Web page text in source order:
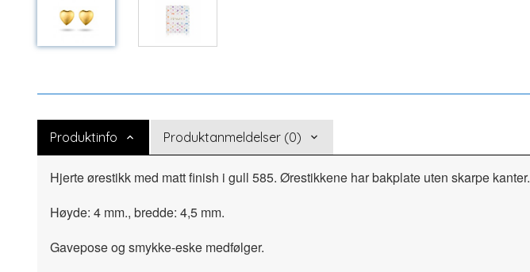
Produktinfo Produktanmeldelser (0)
Hjerte ørestikk med matt finish i gull 585. Ørestikkene har bakplate uten skarpe kanter.
Høyde: 4 mm., bredde: 4,5 mm.
Gavepose og smykke-eske medfølger.